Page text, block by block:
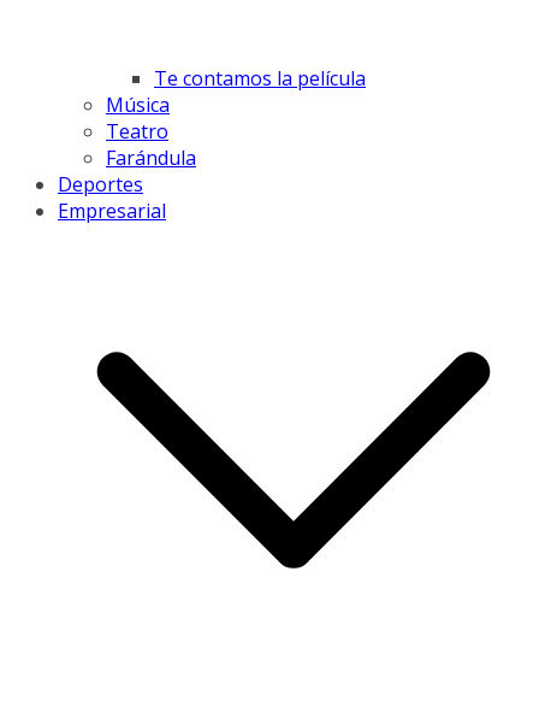
Te contamos la película
Música
Teatro
Farándula
Deportes
Empresarial